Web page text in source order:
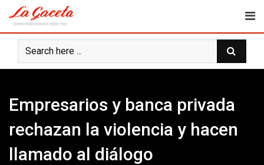
content
Empresarios y banca privada
rechazan la violencia y hacen
llamado al diálogo